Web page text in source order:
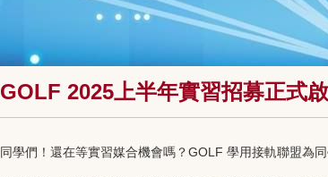
GOLF 2025上半年實習招募正式
同學們！還在等實習媒合機會嗎？GOLF 學用接軌聯盟為同